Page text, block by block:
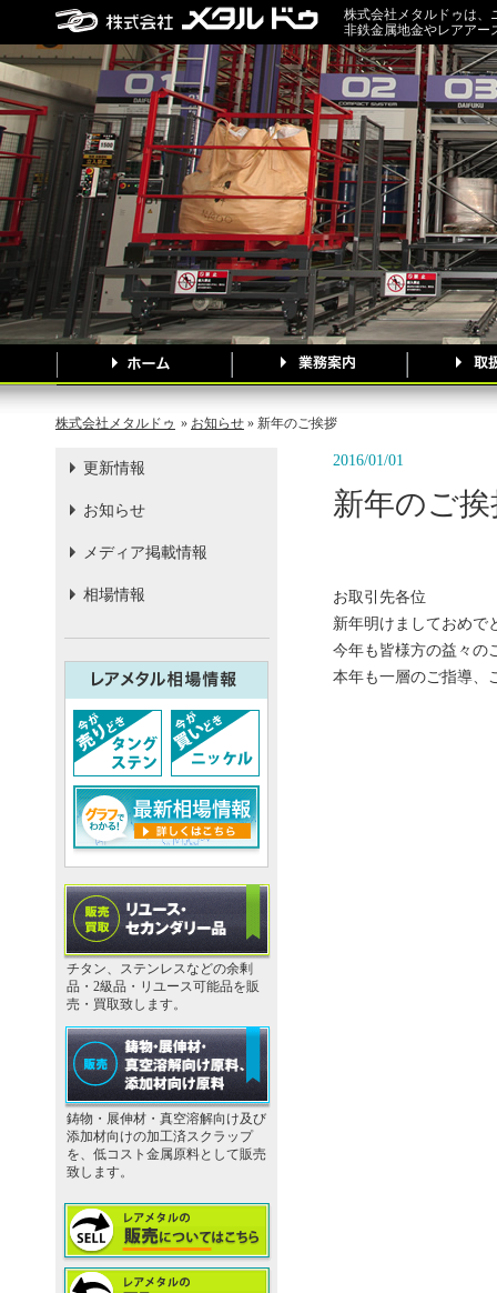
株式会社メタルドゥは、
非鉄金属地金やレアアー
株式会社メタルドゥ » お知らせ » 新年のご挨拶
更新情報
お知らせ
メディア掲載情報
相場情報
チタン、ステンレスなどの余剰
品・2級品・リユース可能品を販
売・買取致します。
鋳物・展伸材・真空溶解向け及び
添加材向けの加工済スクラップ
を、低コスト金属原料として販売
致します。
2016/01/01
新年のご挨
お取引先各位
新年明けましておめで
今年も皆様方の益々の
本年も一層のご指導、